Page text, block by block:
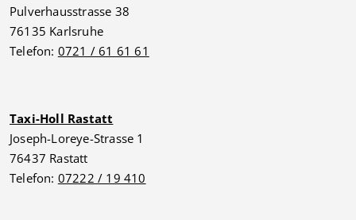
Pulverhausstrasse 38
76135 Karlsruhe
Telefon: 0721 / 61 61 61
Taxi-Holl Rastatt
Joseph-Loreye-Strasse 1
76437 Rastatt
Telefon: 07222 / 19 410